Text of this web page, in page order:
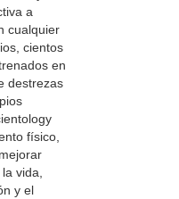
a
cualquier
cientos
en
destrezas
físico,
vida,
y el